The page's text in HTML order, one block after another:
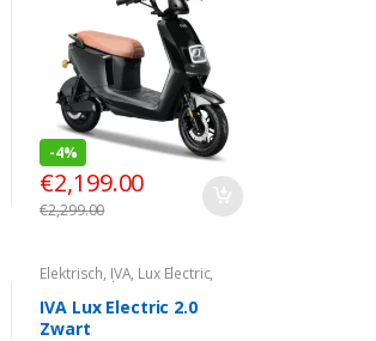
-4%
€2,199.00
€2,299.00
Elektrisch, IVA, Lux Electric,
Vespa Look
IVA Lux Electric 2.0
Zwart